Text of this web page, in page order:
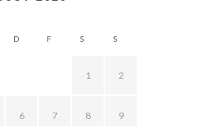
D F S S
1 2
6 7 8 9